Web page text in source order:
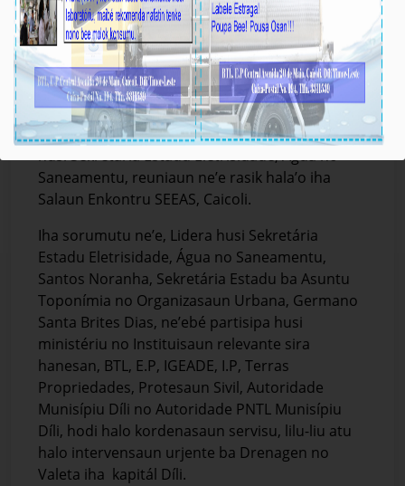
Prezidente KE BTL, E.P Partisipa Enkontru
Kordenasaun Servisu Liña Ministeriál
Média_BTL, E.P 03-Outobru-2023
Díli, 03/10/2023, Prezidente Komisaun Ezekutiva
BTL, E.P, Eng. Carlos Peloi dos Reis, partisipa iha
enkontru entre liña ministeriál, ne’ebé organiza
husi Sekretária Estadu Eletrisidade, Água no
Saneamentu, reuniaun ne’e rasik hala’o iha
Salaun Enkontru SEEAS, Caicoli.
Iha sorumutu ne’e, Lidera husi Sekretária
Estadu Eletrisidade, Água no Saneamentu,
Santos Noranha, Sekretária Estadu ba Asuntu
Toponímia no Organizasaun Urbana, Germano
Santa Brites Dias, ne’ebé partisipa husi
ministériu no Instituisaun relevante sira
hanesan, BTL, E.P, IGEADE, I.P, Terras
Propriedades, Protesaun Sivil, Autoridade
Munisípiu Díli no Autoridade PNTL Munisípiu
Díli, hodi halo kordenasaun servisu, lilu-liu atu
halo intervensaun urjente ba Drenagen no
Valeta iha kapitál Díli.